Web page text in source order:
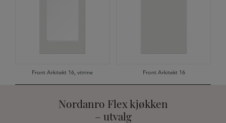
Front Arkitekt 16, vitrine Front Arkitekt 16
Nordanro Flex kjøkken
– utvalg